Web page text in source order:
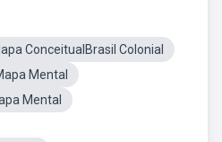
ConceitualBrasil Colonial
Mental
Mental